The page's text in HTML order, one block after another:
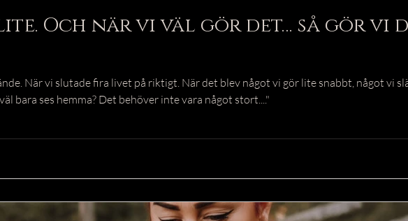
Och när vi väl gör det… så gör vi
När vi slutade fira livet på riktigt. När det blev något vi gör lite snabbt, något vi
bara ses hemma? Det behöver inte vara något stort...."